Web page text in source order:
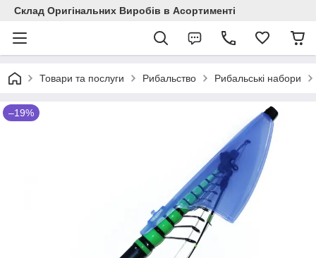
Склад Оригінальних Виробів в Асортименті
Товари та послуги Рибальство Рибальські набори
–19%